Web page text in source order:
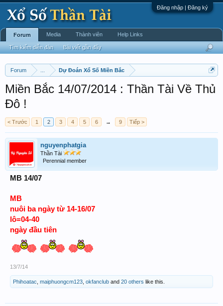
Đăng nhập | Đăng ký
Forum Dự Đoán Xổ Số Miền Bắc
Miền Bắc 14/07/2014 : Thần Tài Về Thủ
Đô !
< Trước 1 2 3 4 5 6 → 9 Tiếp >
nguyenphatgia
Thần Tài
Perennial member
MB 14/07
MB
nuôi ba ngày từ 14-16/07
lô=04-40
ngày đầu tiên
13/7/14
Phihoatac maiphuongcm123 okfanclub and 20 others like this.
Forum
Tìm kiếm diễn đàn Bài viết gần đây
Media Thành viên Help Links